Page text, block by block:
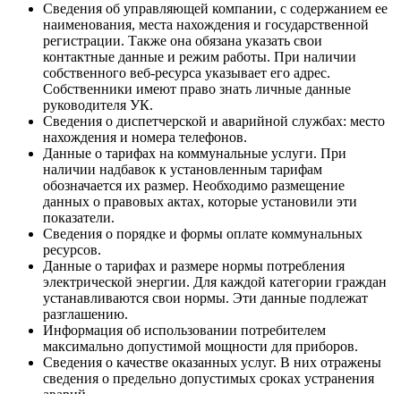
Сведения об управляющей компании, с содержанием ее
наименования, места нахождения и государственной
регистрации. Также она обязана указать свои
контактные данные и режим работы. При наличии
собственного веб-ресурса указывает его адрес.
Собственники имеют право знать личные данные
руководителя УК.
Сведения о диспетчерской и аварийной службах: место
нахождения и номера телефонов.
Данные о тарифах на коммунальные услуги. При
наличии надбавок к установленным тарифам
обозначается их размер. Необходимо размещение
данных о правовых актах, которые установили эти
показатели.
Сведения о порядке и формы оплате коммунальных
ресурсов.
Данные о тарифах и размере нормы потребления
электрической энергии. Для каждой категории граждан
устанавливаются свои нормы. Эти данные подлежат
разглашению.
Информация об использовании потребителем
максимально допустимой мощности для приборов.
Сведения о качестве оказанных услуг. В них отражены
сведения о предельно допустимых сроках устранения